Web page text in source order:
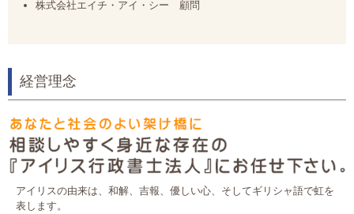
株式会社エイチ・アイ・シー 顧問
経営理念
アイリスの由来は、和解、吉報、優しい心、そしてギリシャ語で虹を
表します。